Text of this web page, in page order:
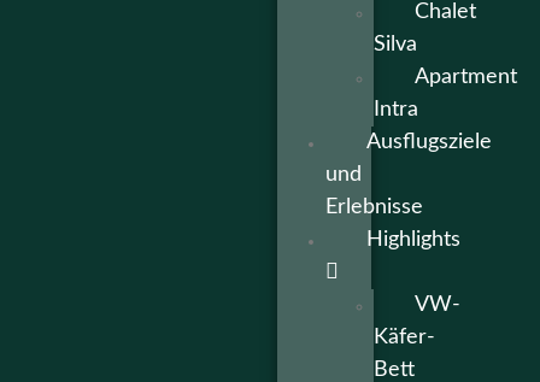
Chalet
Silva
Apartment
Intra
Ausflugsziele
und
Erlebnisse
Highlights
VW-
Käfer-
Bett